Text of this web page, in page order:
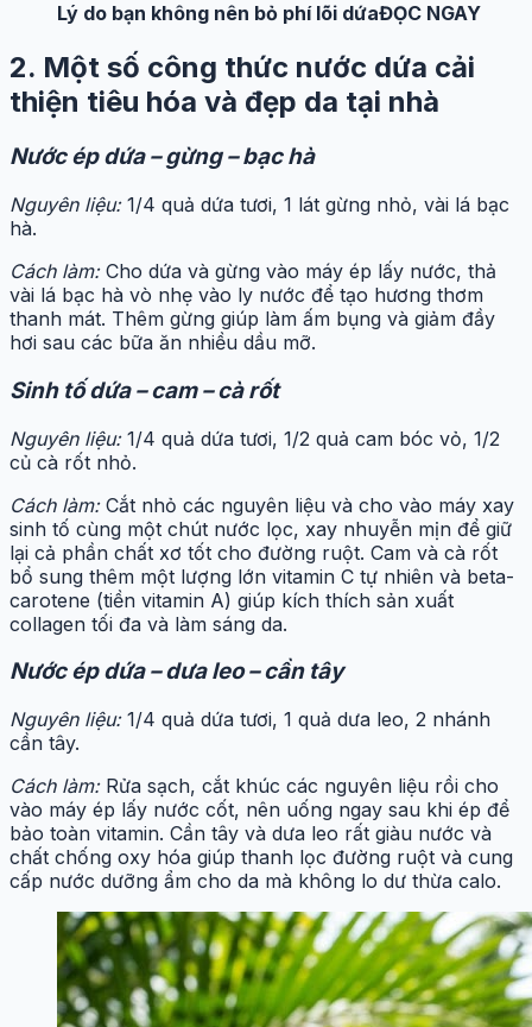
Lý do bạn không nên bỏ phí lõi dứaĐỌC NGAY
2. Một số công thức nước dứa cải
thiện tiêu hóa và đẹp da tại nhà
Nước ép dứa – gừng – bạc hà
Nguyên liệu:1/4 quả dứa tươi, 1 lát gừng nhỏ, vài lá bạc
hà.
Cách làm:Cho dứa và gừng vào máy ép lấy nước, thả
vài lá bạc hà vò nhẹ vào ly nước để tạo hương thơm
thanh mát. Thêm gừng giúp làm ấm bụng và giảm đầy
hơi sau các bữa ăn nhiều dầu mỡ.
Sinh tố dứa – cam – cà rốt
Nguyên liệu:1/4 quả dứa tươi, 1/2 quả cam bóc vỏ, 1/2
củ cà rốt nhỏ.
Cách làm:Cắt nhỏ các nguyên liệu và cho vào máy xay
sinh tố cùng một chút nước lọc, xay nhuyễn mịn để giữ
lại cả phần chất xơ tốt cho đường ruột. Cam và cà rốt
bổ sung thêm một lượng lớn vitamin C tự nhiên và beta-
carotene (tiền vitamin A) giúp kích thích sản xuất
collagen tối đa và làm sáng da.
Nước ép dứa – dưa leo – cần tây
Nguyên liệu:1/4 quả dứa tươi, 1 quả dưa leo, 2 nhánh
cần tây.
Cách làm:Rửa sạch, cắt khúc các nguyên liệu rồi cho
vào máy ép lấy nước cốt, nên uống ngay sau khi ép để
bảo toàn vitamin. Cần tây và dưa leo rất giàu nước và
chất chống oxy hóa giúp thanh lọc đường ruột và cung
cấp nước dưỡng ẩm cho da mà không lo dư thừa calo.